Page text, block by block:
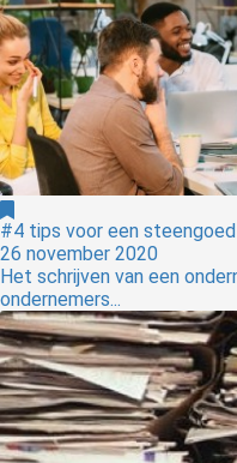
#4 tips voor een
26 november 2020
Het schrijven van een
ondernemers...